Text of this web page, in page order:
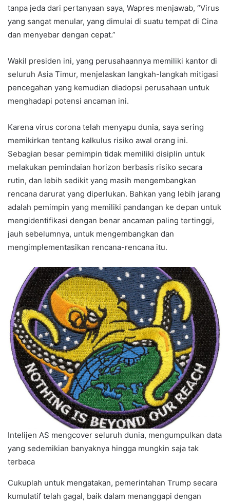
tanpa jeda dari pertanyaan saya, Wapres menjawab, “Virus
yang sangat menular, yang dimulai di suatu tempat di Cina
dan menyebar dengan cepat.”
Wakil presiden ini, yang perusahaannya memiliki kantor di
seluruh Asia Timur, menjelaskan langkah-langkah mitigasi
pencegahan yang kemudian diadopsi perusahaan untuk
menghadapi potensi ancaman ini.
Karena virus corona telah menyapu dunia, saya sering
memikirkan tentang kalkulus risiko awal orang ini.
Sebagian besar pemimpin tidak memiliki disiplin untuk
melakukan pemindaian horizon berbasis risiko secara
rutin, dan lebih sedikit yang masih mengembangkan
rencana darurat yang diperlukan. Bahkan yang lebih jarang
adalah pemimpin yang memiliki pandangan ke depan untuk
mengidentifikasi dengan benar ancaman paling tertinggi,
jauh sebelumnya, untuk mengembangkan dan
mengimplementasikan rencana-rencana itu.
Intelijen AS mengcover seluruh dunia, mengumpulkan data
yang sedemikian banyaknya hingga mungkin saja tak
terbaca
Cukuplah untuk mengatakan, pemerintahan Trump secara
kumulatif telah gagal, baik dalam menanggapi dengan